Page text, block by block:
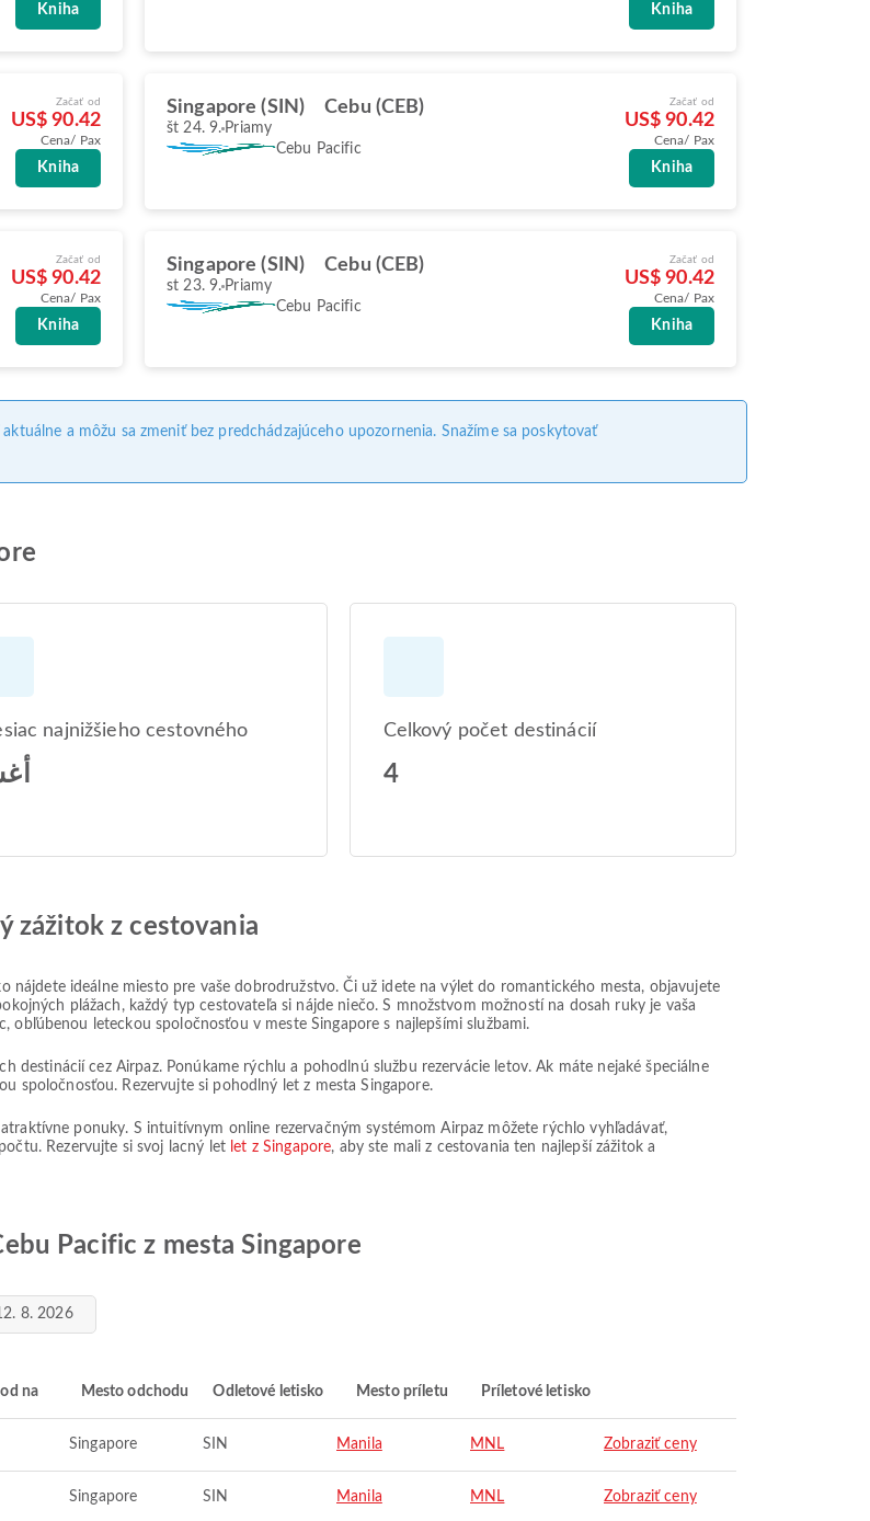
Kniha Kniha
Začať od
US$ 90.42
Cena/ Pax
Kniha
Singapore (SIN) Cebu (CEB)
št 24. 9. Priamy
Cebu Pacific
Začať od
US$ 90.42
Cena/ Pax
Kniha
Začať od
US$ 90.42
Cena/ Pax
Kniha
Singapore (SIN) Cebu (CEB)
st 23. 9. Priamy
Cebu Pacific
Začať od
US$ 90.42
Cena/ Pax
Kniha
a môžu sa zmeniť bez predchádzajúceho upozornenia. Snažíme sa poskytovať
najnižšieho cestovného Celkový počet destinácií
4
zážitok z cestovania
nájdete ideálne miesto pre vaše dobrodružstvo. Či už idete na výlet do romantického mesta, objavujete
plážach, každý typ cestovateľa si nájde niečo. S množstvom možností na dosah ruky je vaša
obľúbenou leteckou spoločnosťou v meste Singapore s najlepšími službami.
destinácií cez Airpaz. Ponúkame rýchlu a pohodlnú službu rezervácie letov. Ak máte nejaké špeciálne
spoločnosťou. Rezervujte si pohodlný let z mesta Singapore.
ponuky. S intuitívnym online rezervačným systémom Airpaz môžete rýchlo vyhľadávať,
Rezervujte si svoj lacný let let z Singapore, aby ste mali z cestovania ten najlepší zážitok a
Pacific z mesta Singapore
8. 2026
na Mesto odchodu Odletové letisko Mesto príletu Príletové letisko
Singapore SIN Manila MNL Zobraziť ceny
Singapore SIN Manila MNL Zobraziť ceny